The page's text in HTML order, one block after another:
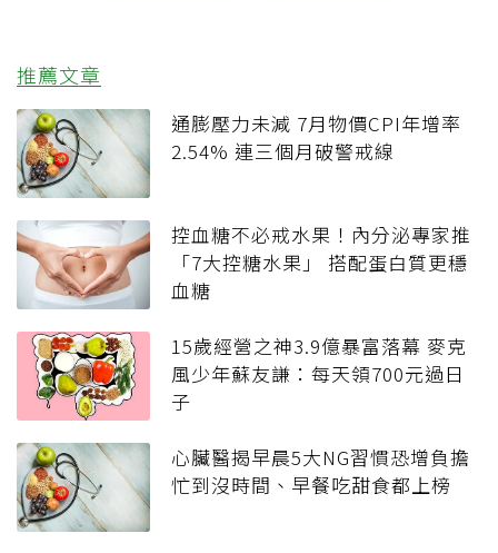
推薦文章
通膨壓力未減 7月物價CPI年增率
2.54% 連三個月破警戒線
控血糖不必戒水果！內分泌專家推
「7大控糖水果」 搭配蛋白質更穩
血糖
15歲經營之神3.9億暴富落幕 麥克
風少年蘇友謙：每天領700元過日
子
心臟醫揭早晨5大NG習慣恐增負擔
忙到沒時間、早餐吃甜食都上榜